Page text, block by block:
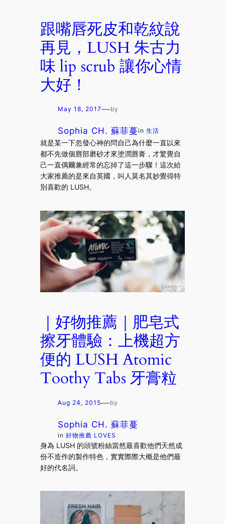
跟嘴唇死皮和乾紋說
再見，LUSH 朱古力
味 lip scrub 讓你心情
大好！
May 18, 2017—by
Sophia CH. 蘇菲蔓in生活
就是某一下忽發心神的問自己為什麼一直以來
都不先做個唇部磨砂才來塗潤唇膏，才驚覺自
己一直偶爾兼經常的忘掉了這一步驟！這次給
大家推薦的是來自英國，叫人莫名其妙覺得特
別喜歡的 LUSH。
｜好物推薦｜肥皂式
擦牙體驗：上機超方
便的 LUSH Atomic
Toothy Tabs 牙膏粒
Aug 24, 2015—by
Sophia CH. 蘇菲蔓
in好物推薦 LOVES
身為 LUSH 的頭號粉絲當然最喜歡他們天然成
份不造作的製作特色，實實際際大概是他們最
好的代名詞。